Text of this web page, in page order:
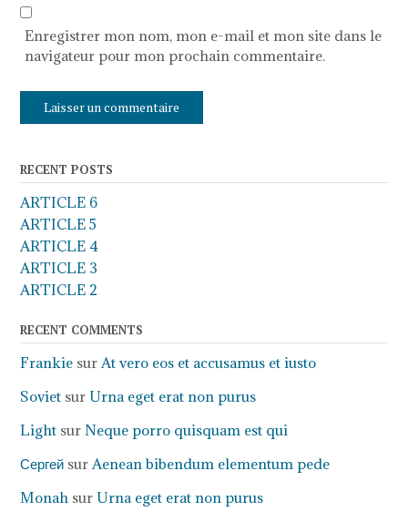
Enregistrer mon nom, mon e-mail et mon site dans le
navigateur pour mon prochain commentaire.
RECENT POSTS
ARTICLE 6
ARTICLE 5
ARTICLE 4
ARTICLE 3
ARTICLE 2
RECENT COMMENTS
Frankie sur At vero eos et accusamus et iusto
Soviet sur Urna eget erat non purus
Light sur Neque porro quisquam est qui
Сергей sur Aenean bibendum elementum pede
Monah sur Urna eget erat non purus